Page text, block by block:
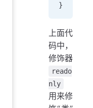
}
上面代
码中，
修饰器
reado
nly
用来修